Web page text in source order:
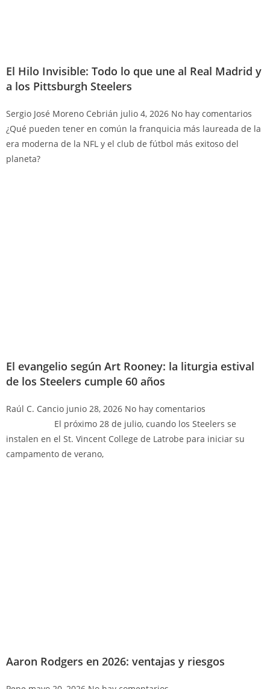
El Hilo Invisible: Todo lo que une al Real Madrid y
a los Pittsburgh Steelers
Sergio José Moreno Cebrián julio 4, 2026 No hay comentarios
¿Qué pueden tener en común la franquicia más laureada de la
era moderna de la NFL y el club de fútbol más exitoso del
planeta?
El evangelio según Art Rooney: la liturgia estival
de los Steelers cumple 60 años
Raúl C. Cancio junio 28, 2026 No hay comentarios
El próximo 28 de julio, cuando los Steelers se
instalen en el St. Vincent College de Latrobe para iniciar su
campamento de verano,
Aaron Rodgers en 2026: ventajas y riesgos